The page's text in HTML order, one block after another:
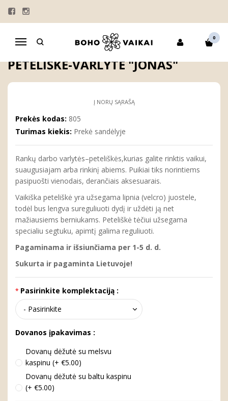
Navigacija
0
Pagrindinis
Smėlio spalvos, lininė peteliškė-varlytė "Jonas"
SMĖLIO SPALVOS, LININĖ
PETELIŠKĖ-VARLYTĖ "JONAS"
Į NORŲ SĄRAŠĄ
Prekės kodas: 805
Turimas kiekis: Prekė sandėlyje
Rankų darbo varlytės–peteliškės,kurias galite rinktis vaikui,
suaugusiajam arba rinkinį abiems. Puikiai tiks norintiems
pasipuošti vienodais, derančiais aksesuarais.
Vaikiška peteliškė yra užsegama lipnia (velcro) juostele,
todėl bus lengva sureguliuoti dydį ir uždėti ją net
mažiausiems berniukams. Peteliškė tėčiui užsegama
specialiu segtuku, apimtį galima reguliuoti.
Pagaminama ir išsiunčiama per 1-5 d. d.
Sukurta ir pagaminta Lietuvoje!
Pasirinkite komplektaciją :
Dovanos įpakavimas :
Dovanų dėžutė su melsvu
kaspinu (+ €5.00)
Dovanų dėžutė su baltu kaspinu
(+ €5.00)